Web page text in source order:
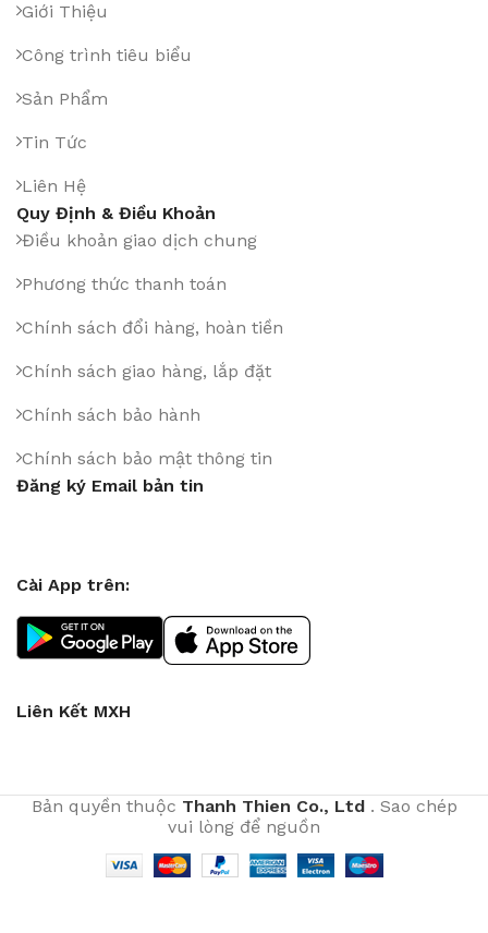
Giới Thiệu
Công trình tiêu biểu
Sản Phẩm
Tin Tức
Liên Hệ
Quy Định & Điều Khoản
Điều khoản giao dịch chung
Phương thức thanh toán
Chính sách đổi hàng, hoàn tiền
Chính sách giao hàng, lắp đặt
Chính sách bảo hành
Chính sách bảo mật thông tin
Đăng ký Email bản tin
Cài App trên:
Liên Kết MXH
Bản quyền thuộc Thanh Thien Co., Ltd. Sao chép
vui lòng để nguồn